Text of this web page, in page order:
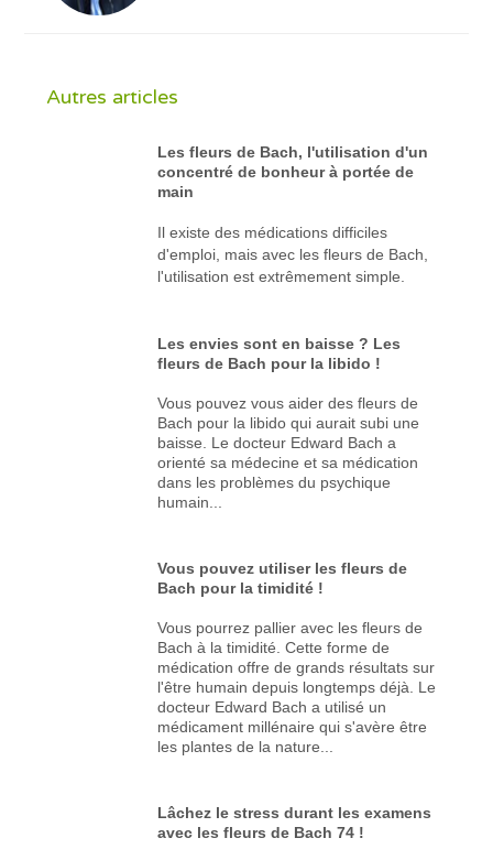
Autres articles
Les fleurs de Bach, l'utilisation d'un
concentré de bonheur à portée de
main
Il existe des médications difficiles
d'emploi, mais avec les fleurs de Bach,
l'utilisation est extrêmement simple.
Les envies sont en baisse ? Les
fleurs de Bach pour la libido !
Vous pouvez vous aider des fleurs de
Bach pour la libido qui aurait subi une
baisse. Le docteur Edward Bach a
orienté sa médecine et sa médication
dans les problèmes du psychique
humain...
Vous pouvez utiliser les fleurs de
Bach pour la timidité !
Vous pourrez pallier avec les fleurs de
Bach à la timidité. Cette forme de
médication offre de grands résultats sur
l'être humain depuis longtemps déjà. Le
docteur Edward Bach a utilisé un
médicament millénaire qui s'avère être
les plantes de la nature...
Lâchez le stress durant les examens
avec les fleurs de Bach 74 !